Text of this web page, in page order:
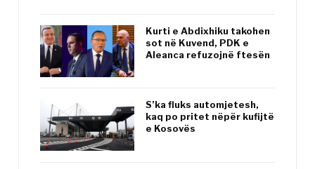
Kurti e Abdixhiku takohen
sot në Kuvend, PDK e
Aleanca refuzojnë ftesën
S’ka fluks automjetesh,
kaq po pritet nëpër kufijtë
e Kosovës